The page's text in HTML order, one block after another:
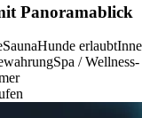
Panoramablick
SaunaHunde erlaubt
Spa / Wellness-